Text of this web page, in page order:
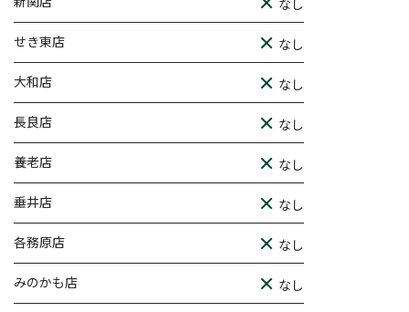
なし
せき東店 なし
大和店 なし
長良店 なし
養老店 なし
垂井店 なし
各務原店 なし
みのかも店 なし